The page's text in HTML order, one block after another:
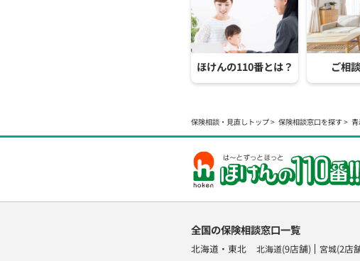
ほけんの110番とは？ ご相
保険相談・見直しトップ 保険相談窓口を探す
全国の保険相談窓口一覧
北海道・東北 北海道(9店舗) 宮城(2店